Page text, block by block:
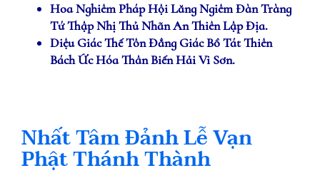
Hoa Nghiêm Pháp Hội Lăng Ngiêm Đàn Tràng
Tứ Thập Nhị Thủ Nhãn An Thiên Lập Địa.
Diệu Giác Thế Tôn Đẳng Giác Bồ Tát Thiên
Bách Ức Hóa Thân Biến Hải Vi Sơn.
Nhất Tâm Đảnh Lễ Vạn
Phật Thánh Thành